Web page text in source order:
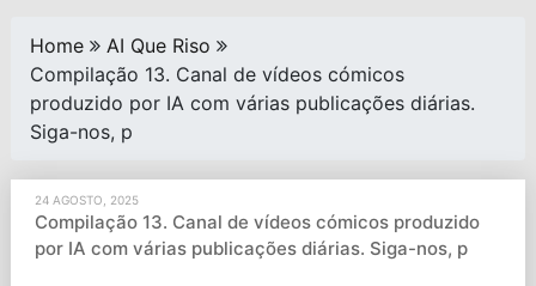
Home
AI Que Riso
Compilação 13. Canal de vídeos cómicos
produzido por IA com várias publicações diárias.
Siga-nos, p
24 AGOSTO, 2025
Compilação 13. Canal de vídeos cómicos produzido
por IA com várias publicações diárias. Siga-nos, p